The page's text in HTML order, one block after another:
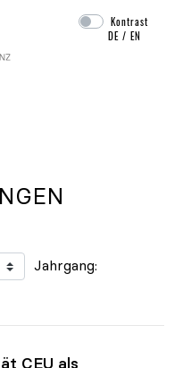
Navigation überspringen
Kontrast
DE /EN
Jahrgang:
CEU als